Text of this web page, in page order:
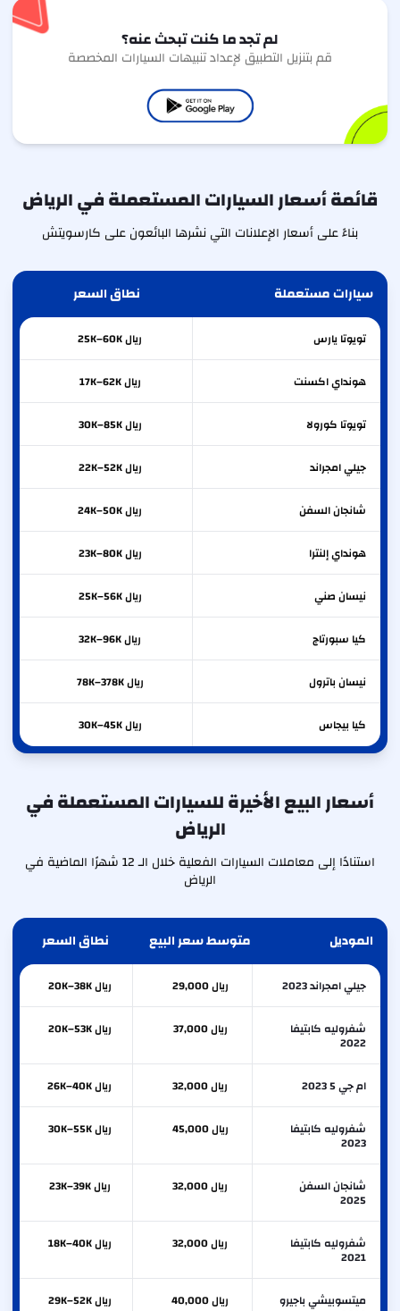
لم تجد ما كنت تبحث عنه؟
قم بتنزيل التطبيق لإعداد تنبيهات السيارات المخصصة
قائمة أسعار السيارات المستعملة في الرياض
بناءً على أسعار الإعلانات التي نشرها البائعون على كارسويتش
سيارات مستعملة نطاق السعر
تويوتايارس ريال 25K–60K
هونداياكسنت ريال 17K–62K
تويوتا كورولا ريال 30K–85K
جيليامجراند ريال 22K–52K
شانجانالسفن ريال 24K–50K
هوندايإلنترا ريال 23K–80K
نيسان صني ريال 25K–56K
كيا سبورتاج ريال 32K–96K
نيسان باترول ريال 78K–378K
كيا بيجاس ريال 30K–45K
أسعار البيع الأخيرة للسيارات المستعملة في
الرياض
استنادًا إلى معاملات السيارات الفعلية خلال الـ 12 شهرًا الماضية في
الرياض
الموديل متوسط سعر البيع نطاق السعر
جيلي امجراند 2023 ريال 29,000 ريال 20K–38K
شفروليه كابتيفا
2022
ريال 37,000 ريال 20K–53K
ام جي 5 2023 ريال 32,000 ريال 26K–40K
شفروليه كابتيفا
2023
ريال 45,000 ريال 30K–55K
شانجان السفن
2025
ريال 32,000 ريال 23K–39K
شفروليه كابتيفا
2021
ريال 32,000 ريال 18K–40K
ميتسوبيشي باجيرو ريال 40,000 ريال 29K–52K